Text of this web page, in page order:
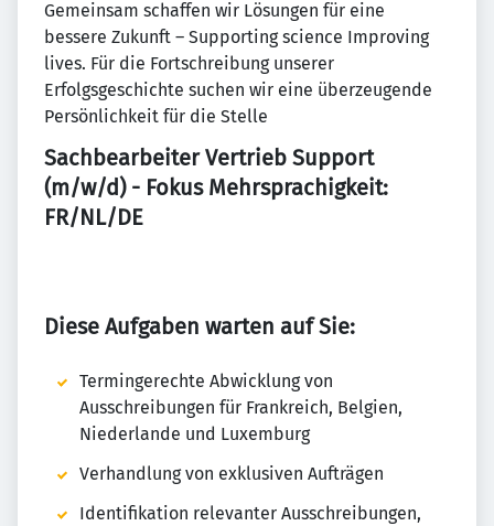
Gemeinsam schaffen wir Lösungen für eine
bessere Zukunft – Supporting science Improving
lives. Für die Fortschreibung unserer
Erfolgsgeschichte suchen wir eine überzeugende
Persönlichkeit für die Stelle
Sachbearbeiter Vertrieb Support
(m/w/d) - Fokus Mehrsprachigkeit:
FR/NL/DE
Diese Aufgaben warten auf Sie:
Termingerechte Abwicklung von
Ausschreibungen für Frankreich, Belgien,
Niederlande und Luxemburg
Verhandlung von exklusiven Aufträgen
Identifikation relevanter Ausschreibungen,